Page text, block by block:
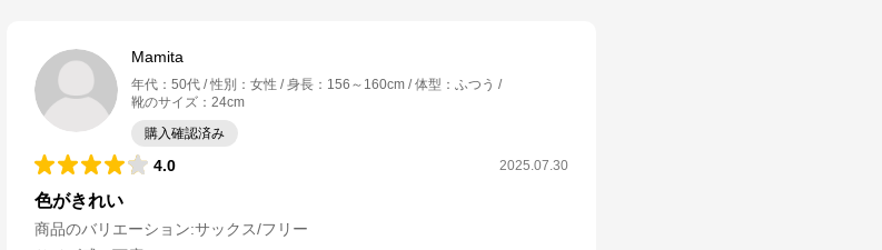
Mamita
年代 ： 50代 性別 ： 女性 身長 ： 156～160cm 体型 ： ふつう
靴のサイズ ： 24cm
購入確認済み
4.0 2025.07.30
色がきれい
商品のバリエーション:サックス/フリー